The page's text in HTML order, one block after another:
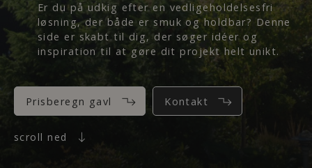
Er du på udkig efter en vedligeholdelsesfri
løsning, der både er smuk og holdbar? Denne
side er skabt til dig, der søger idéer og
inspiration til at gøre dit projekt helt unikt.
Prisberegn gavl Kontakt
scroll ned